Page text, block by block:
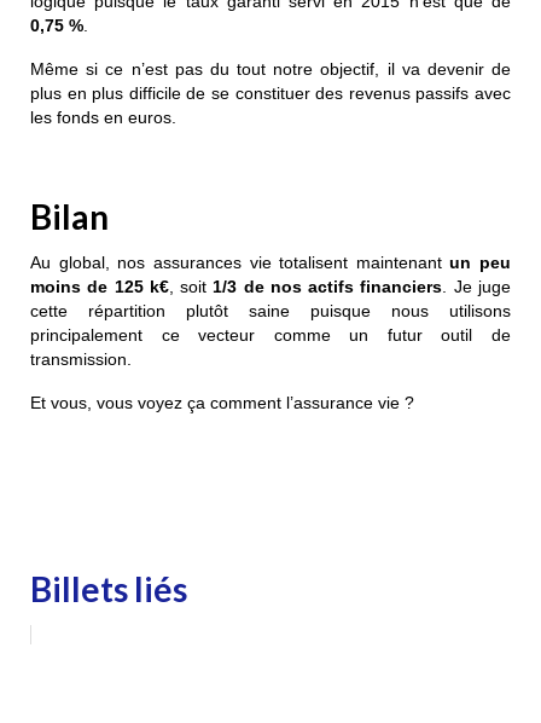
0,75 %
Même si ce n’est pas du tout notre objectif, il va devenir de
plus en plus difficile de se constituer des revenus passifs avec
les fonds en euros.
Bilan
Au global, nos assurances vie totalisent maintenantun peu
moins de 125 k€, soit 1/3 de nos actifs financiers . Je juge
cette répartition plutôt saine puisque nous utilisons
principalement ce vecteur comme un futur outil de
transmission.
Et vous, vous voyez ça comment l’assurance vie ?
Billets liés